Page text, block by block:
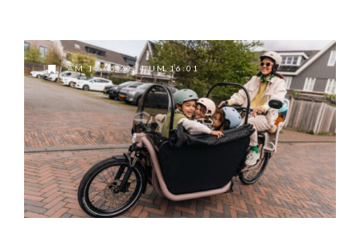
AM 19.06.2024 UM 16:01